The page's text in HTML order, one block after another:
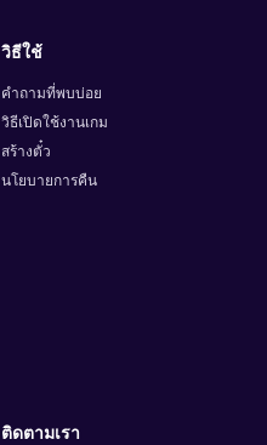
วิธีใช้
คำถามที่พบบ่อย
วิธีเปิดใช้งานเกม
สร้างตั๋ว
นโยบายการคืน
ติดตามเรา